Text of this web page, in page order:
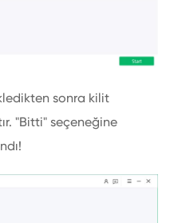
sonra kilit
"Bitti" seçeneğine